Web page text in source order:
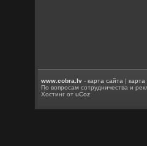
www.cobra.lv -карта сайта |
По вопросам сотрудничества и
Хостинг отuCoz